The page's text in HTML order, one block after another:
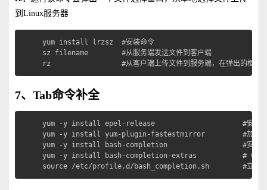
到Linux服务器
yum install lrzsz  #安装命令
sz filename        #从服务端发送文件到客户端
rz                 #从客户端上传文件到服务端，在弹出的框中
7、Tab命令补全
yum -y install epel-release                     #安装
yum -y install yum-plugin-fastestmirror         #加快
yum -y install bash-completion                  #安装
yum -y install bash-completion-extras           #
source /etc/profile.d/bash_completion.sh        #立即生